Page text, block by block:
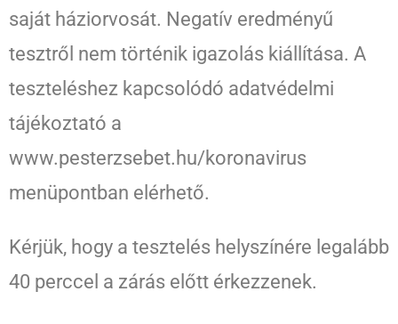
saját háziorvosát. Negatív eredményű
tesztről nem történik igazolás kiállítása. A
teszteléshez kapcsolódó adatvédelmi
tájékoztató a
www.pesterzsebet.hu/koronavirus
menüpontban elérhető.
Kérjük, hogy a tesztelés helyszínére legalább
40 perccel a zárás előtt érkezzenek.